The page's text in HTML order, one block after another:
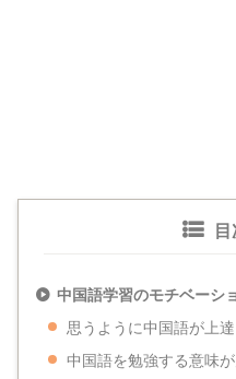
中国語学習のモチベーシ
思うように中国語が上
中国語を勉強する意味